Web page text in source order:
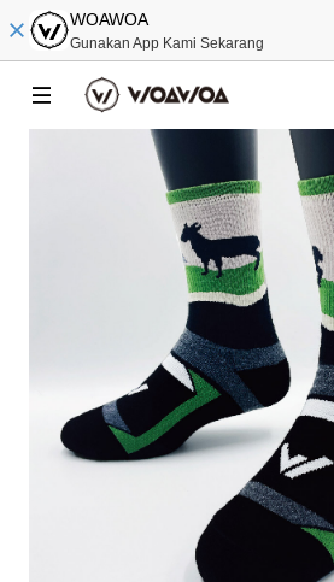
WOAWOA
Gunakan App Kami Sekarang